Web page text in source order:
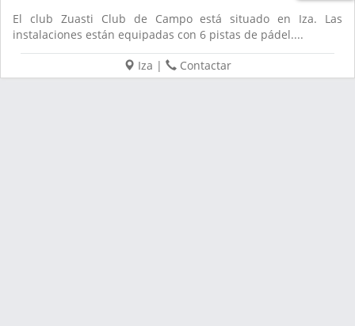
El club Zuasti Club de Campo está situado en Iza. Las
instalaciones están equipadas con 6 pistas de pádel....
Iza | Contactar